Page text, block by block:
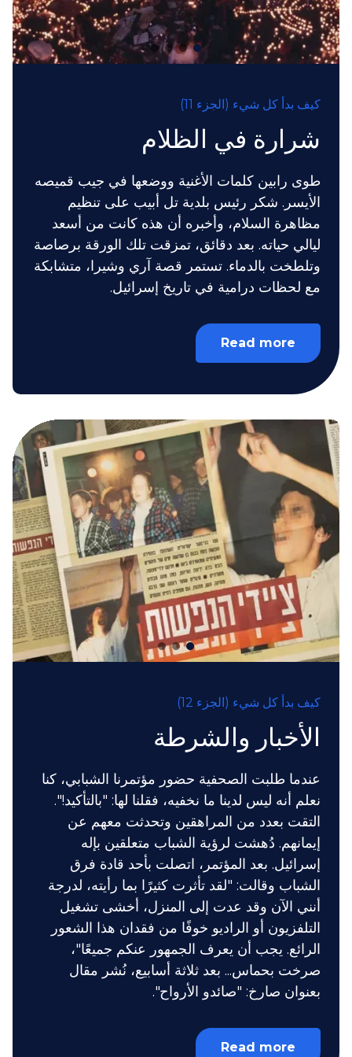
كيف بدأ كل شيء (الجزء 11)
شرارة في الظلام
طوى رابين كلمات الأغنية ووضعها في جيب قميصه
الأيسر. شكر رئيس بلدية تل أبيب على تنظيم
مظاهرة السلام، وأخبره أن هذه كانت من أسعد
ليالي حياته. بعد دقائق، تمزقت تلك الورقة برصاصة
وتلطخت بالدماء. تستمر قصة آري وشيرا، متشابكة
مع لحظات درامية في تاريخ إسرائيل.
Read more
كيف بدأ كل شيء (الجزء 12)
الأخبار والشرطة
عندما طلبت الصحفية حضور مؤتمرنا الشبابي، كنا
نعلم أنه ليس لدينا ما نخفيه، فقلنا لها: "بالتأكيد!".
التقت بعدد من المراهقين وتحدثت معهم عن
إيمانهم. دُهشت لرؤية الشباب متعلقين بإله
إسرائيل. بعد المؤتمر، اتصلت بأحد قادة فرق
الشباب وقالت: "لقد تأثرت كثيرًا بما رأيته، لدرجة
أنني الآن وقد عدت إلى المنزل، أخشى تشغيل
التلفزيون أو الراديو خوفًا من فقدان هذا الشعور
الرائع. يجب أن يعرف الجمهور عنكم جميعًا"،
صرخت بحماس... بعد ثلاثة أسابيع، نُشر مقال
بعنوان صارخ: "صائدو الأرواح".
Read more